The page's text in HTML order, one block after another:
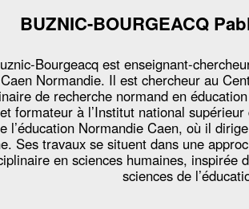
BUZNIC-BOURGEACQ
Bourgeacq est enseignant-
Normandie. Il est chercheur au
de recherche normand en
formateur à l’Institut national supérieur
l’éducation Normandie Caen, où il
Ses travaux se situent dans une
en sciences humaines, inspirée
sciences de